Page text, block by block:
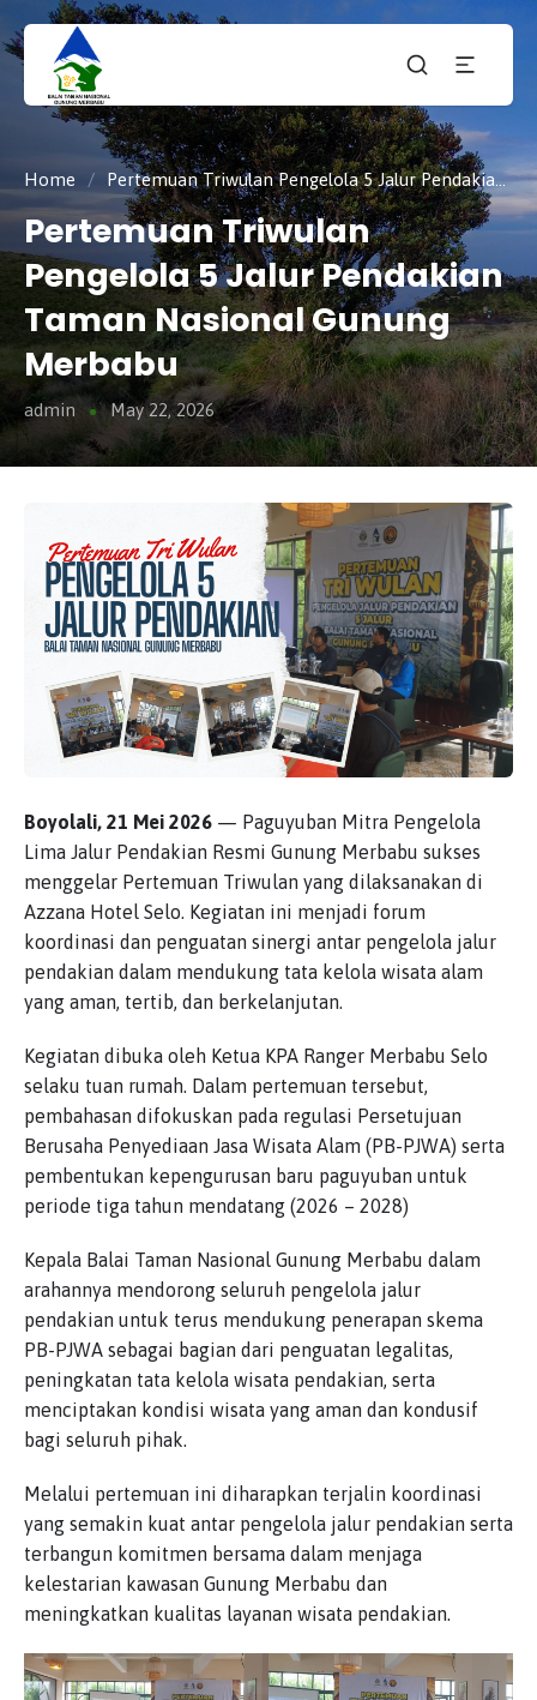
Taman
Nasiona
Gunung
Merbabu
tnmerbabu,
tngunungmerbabu,
tamannasional,
gunungmerbabu,
Home / Pertemuan Triwulan Pengelola 5 Jalur Pendakian Taman Nasional Gunung Merbabu
Pertemuan Triwulan
Pengelola 5 Jalur Pendakian
Taman Nasional Gunung
Merbabu
admin May 22, 2026
Boyolali, 21 Mei 2026 — Paguyuban Mitra Pengelola
Lima Jalur Pendakian Resmi Gunung Merbabu sukses
menggelar Pertemuan Triwulan yang dilaksanakan di
Azzana Hotel Selo. Kegiatan ini menjadi forum
koordinasi dan penguatan sinergi antar pengelola jalur
pendakian dalam mendukung tata kelola wisata alam
yang aman, tertib, dan berkelanjutan.
Kegiatan dibuka oleh Ketua KPA Ranger Merbabu Selo
selaku tuan rumah. Dalam pertemuan tersebut,
pembahasan difokuskan pada regulasi Persetujuan
Berusaha Penyediaan Jasa Wisata Alam (PB-PJWA) serta
pembentukan kepengurusan baru paguyuban untuk
periode tiga tahun mendatang (2026 – 2028)
Kepala Balai Taman Nasional Gunung Merbabu dalam
arahannya mendorong seluruh pengelola jalur
pendakian untuk terus mendukung penerapan skema
PB-PJWA sebagai bagian dari penguatan legalitas,
peningkatan tata kelola wisata pendakian, serta
menciptakan kondisi wisata yang aman dan kondusif
bagi seluruh pihak.
Melalui pertemuan ini diharapkan terjalin koordinasi
yang semakin kuat antar pengelola jalur pendakian serta
terbangun komitmen bersama dalam menjaga
kelestarian kawasan Gunung Merbabu dan
meningkatkan kualitas layanan wisata pendakian.